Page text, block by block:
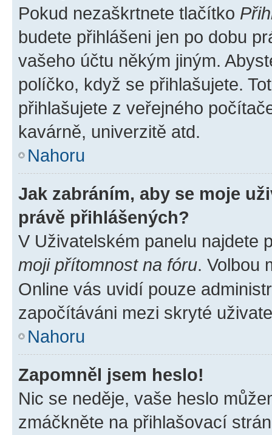
Pokud nezaškrtnete tlačítko
budete přihlášeni jen po dobu
vašeho účtu někým jiným.
políčko, když se přihlašujete.
přihlašujete z veřejného
kavárně, univerzitě atd.
Nahoru
Jak zabráním, aby se moje
právě přihlášených?
V Uživatelském panelu najdete
moji přítomnost na fóru. Volbou
Online vás uvidí pouze
započítáváni mezi skryté
Nahoru
Zapomněl jsem heslo!
Nic se neděje, vaše heslo
zmáčkněte na přihlašovací